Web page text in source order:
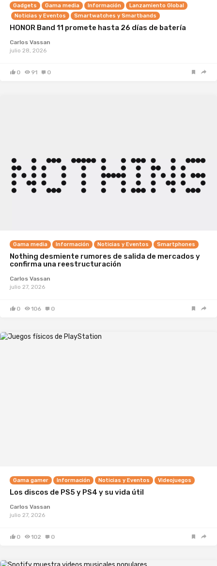
Gadgets Gama media Información
Lanzamiento Global
Noticias y Eventos
Smartwatches y Smartbands
HONOR Band 11 promete hasta 26 días de batería
Carlos Vassan
julio 28, 2026
0 91 0
Gama media Información Noticias y Eventos Smartphones
Nothing desmiente rumores de salida de mercados y
confirma una reestructuración
Carlos Vassan
julio 27, 2026
0 106 0
Gama gamer Información Noticias y Eventos Videojuegos
Los discos de PS5 y PS4 y su vida útil
Carlos Vassan
julio 27, 2026
0 102 0